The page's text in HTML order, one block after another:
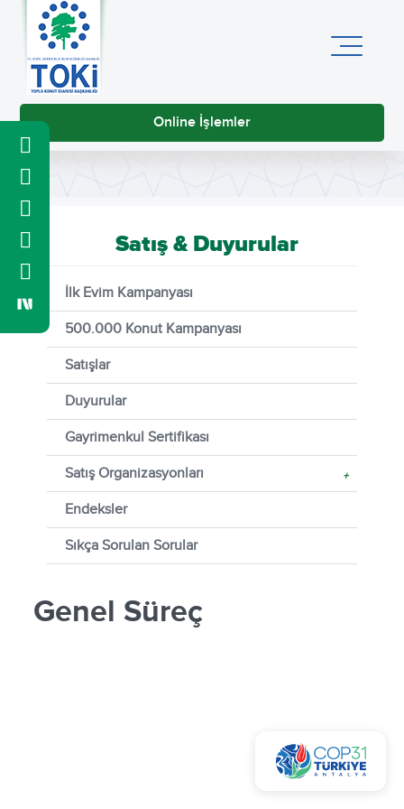
Online İşlemler
Satış & Duyurular
İlk Evim Kampanyası
500.000 Konut Kampanyası
Satışlar
Duyurular
Gayrimenkul Sertifikası
Satış Organizasyonları +
Endeksler
Sıkça Sorulan Sorular
Genel Süreç